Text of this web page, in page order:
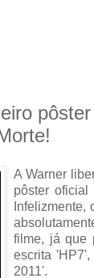
A Warner
pôster oficial
Infelizmente,
filme, já que
escrita
2011'.